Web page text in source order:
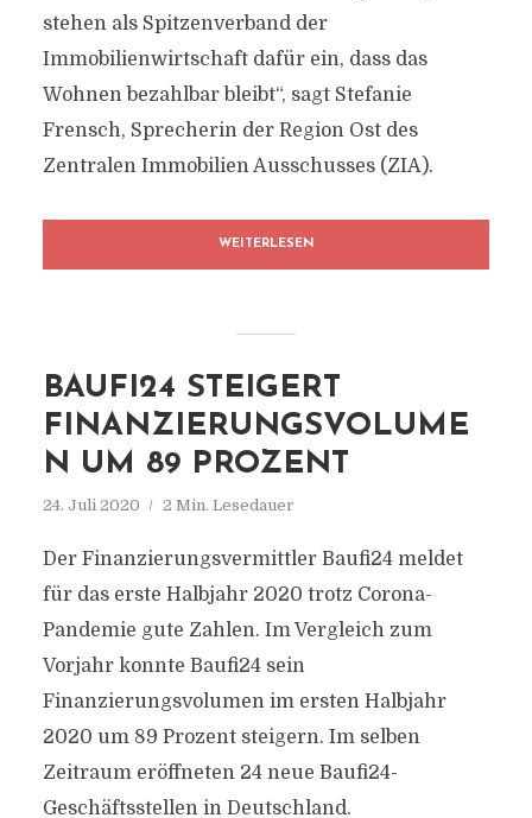
stehen als Spitzenverband der
Immobilienwirtschaft dafür ein, dass das
Wohnen bezahlbar bleibt“, sagt Stefanie
Frensch, Sprecherin der Region Ost des
Zentralen Immobilien Ausschusses (ZIA).
WEITERLESEN
BAUFI24 STEIGERT
FINANZIERUNGSVOLUME
N UM 89 PROZENT
24. Juli 2020 2 Min. Lesedauer
Der Finanzierungsvermittler Baufi24 meldet
für das erste Halbjahr 2020 trotz Corona-
Pandemie gute Zahlen. Im Vergleich zum
Vorjahr konnte Baufi24 sein
Finanzierungsvolumen im ersten Halbjahr
2020 um 89 Prozent steigern. Im selben
Zeitraum eröffneten 24 neue Baufi24-
Geschäftsstellen in Deutschland.